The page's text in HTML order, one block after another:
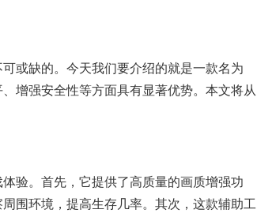
或缺的。今天我们要介绍的就是一款名为
增强安全性等方面具有显著优势。本文将从
验。首先，它提供了高质量的画质增强功
围环境，提高生存几率。其次，这款辅助工